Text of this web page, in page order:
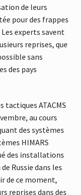
de leurs
pour des frappes
experts savent
reprises, que
sans
des pays
tactiques ATACMS
au cours
des systèmes
HIMARS
des installations
Russie dans les
de ce moment,
reprises dans des